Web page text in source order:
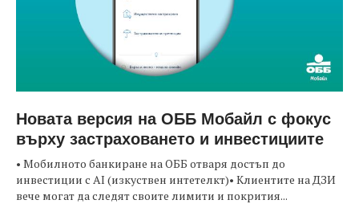
Новата версия на ОББ Мобайл с фокус
върху застраховането и инвестициите
• Мобилното банкиране на ОББ отваря достъп до
инвестиции с AI (изкуствен интетелкт)• Клиентите на ДЗИ
вече могат да следят своите лимити и покрития...